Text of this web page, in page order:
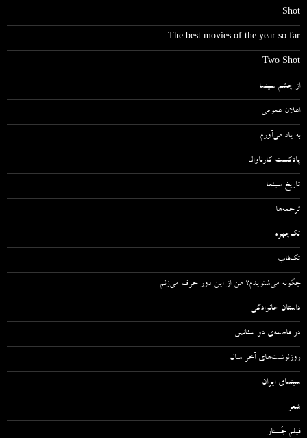
Shot
The best movies of the year so far
Two Shot
از چشم سینما
اعلان عمومی
به یاد می‌آورم
پادکست کارناوال
تاریخ سینما
ترجمه‌ها
تک‌چهره
تک‌قاب
چگونه می‌شنویدم؟ من از این دور حرف می‌زنم
داستان خانوادگی
در فاصله‌ی دو سئانس
روزنوشت‌های آخر سال
سینمای ایران
شعر
فیلم جُستار